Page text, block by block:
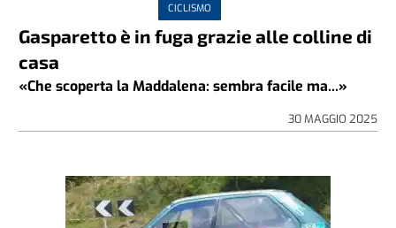
CICLISMO
Gasparetto è in fuga grazie alle colline di
casa
«Che scoperta la Maddalena: sembra facile ma...»
30 MAGGIO 2025